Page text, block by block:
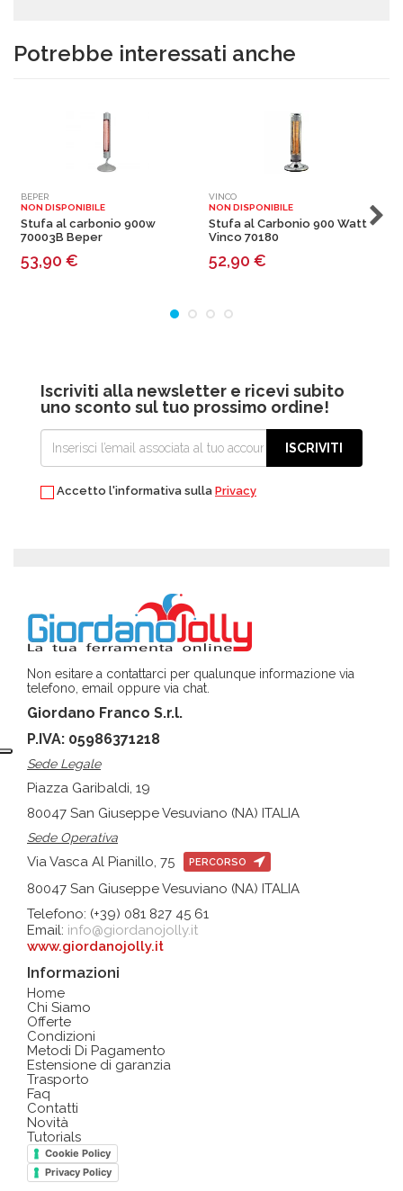
Potrebbe interessati anche
BEPER
NON DISPONIBILE
Stufa al carbonio 900w
70003B Beper
53,90 €
VINCO
NON DISPONIBILE
Stufa al Carbonio 900 Watt
Vinco 70180
52,90 €
Iscriviti alla newsletter e ricevi subito
uno sconto sul tuo prossimo ordine!
ISCRIVITI
Accetto l'informativa sulla Privacy
Non esitare a contattarci per qualunque informazione via
telefono, email oppure via chat.
Giordano Franco S.r.l.
P.IVA: 05986371218
Sede Legale
Piazza Garibaldi, 19
80047 San Giuseppe Vesuviano (NA) ITALIA
Sede Operativa
Via Vasca Al Pianillo, 75 PERCORSO
80047 San Giuseppe Vesuviano (NA) ITALIA
Telefono: (+39) 081 827 45 61
Email: info@giordanojolly.it
www.giordanojolly.it
Informazioni
Home
Chi Siamo
Offerte
Condizioni
Metodi Di Pagamento
Estensione di garanzia
Trasporto
Faq
Contatti
Novità
Tutorials
Cookie Policy
Privacy Policy